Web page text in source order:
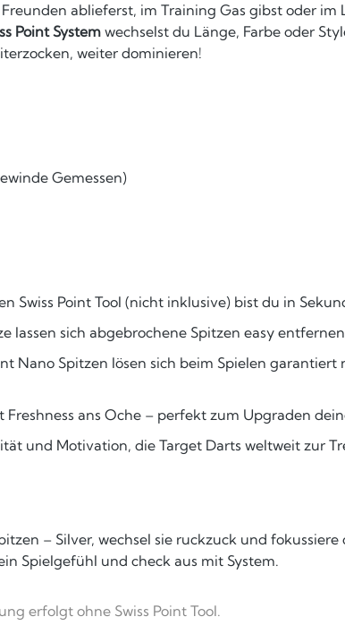
ablieferst, im Training Gas gibst oder
Point System wechselst du Länge, Farbe oder
weiter dominieren!
Gemessen)
Swiss Point Tool (nicht inklusive) bist du in
lassen sich abgebrochene Spitzen easy
Nano Spitzen lösen sich beim Spielen
ans Oche – perfekt zum Upgraden
und Motivation, die Target Darts weltweit zur
– Silver, wechsel sie ruckzuck und
Spielgefühl und check aus mit System.
erfolgt ohne Swiss Point Tool.